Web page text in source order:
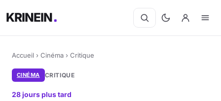
KRINEIN
Accueil › Cinéma › Critique
CINÉMA CRITIQUE
28 jours plus tard